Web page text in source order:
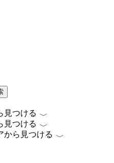
見つける 〈
見つける 〈
から見つける 〈